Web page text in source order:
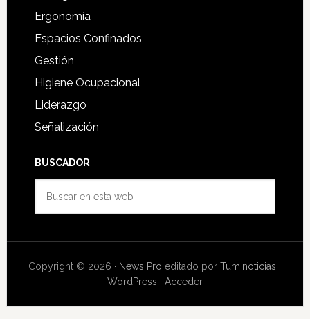
Ergonomía
Espacios Confinados
Gestión
Higiene Ocupacional
Liderazgo
Señalización
BUSCADOR
web
Copyright © 2026 · News Pro editado porTuminoticias ·
WordPress · Acceder